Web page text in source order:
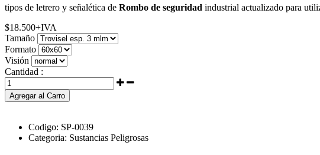
tipos de letrero y señalética de Rombo de seguridad industrial actualizado para
$18.500+IVA
Tamaño
Formato
Visión
Cantidad :
Agregar al Carro
Codigo: SP-0039
Categoria: Sustancias Peligrosas